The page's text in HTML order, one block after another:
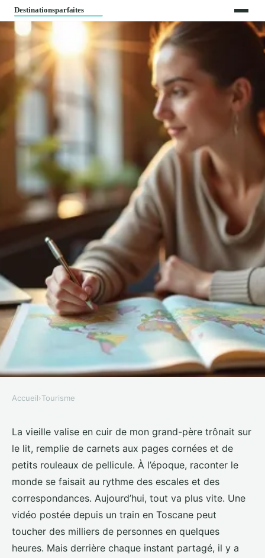
Comment devenir influenceur
voyage : les étapes à suivre
Éléanore •31/05/2026 20:12•9 min de lecture
Accueil›Tourisme
La vieille valise en cuir de mon grand-père trônait sur
le lit, remplie de carnets aux pages cornées et de
petits rouleaux de pellicule. À l’époque, raconter le
monde se faisait au rythme des escales et des
correspondances. Aujourd’hui, tout va plus vite. Une
vidéo postée depuis un train en Toscane peut
toucher des milliers de personnes en quelques
heures. Mais derrière chaque instant partagé, il y a